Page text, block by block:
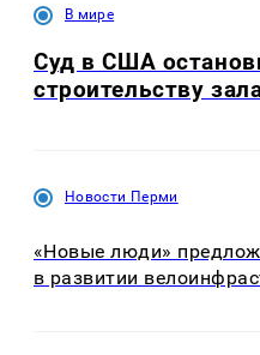
В мире
Суд в США
строительству
Новости Перми
«Новые люди»
в развитии